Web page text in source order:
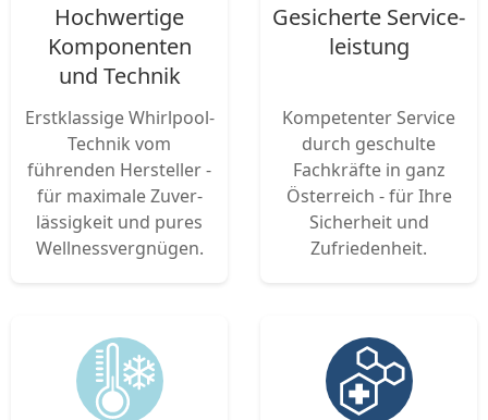
Hoch­wertige
Kompo­nenten
und Technik
Erst­klassige Whirlpool-
Technik vom
führenden Hersteller -
für maximale Zuver­
lässigkeit und pures
Well­nessvergnü­gen.
Gesicherte Service­
leistung
Kompe­tenter Service
durch geschulte
Fachkräfte in ganz
Österreich - für Ihre
Sicherheit und
Zufriedenheit.